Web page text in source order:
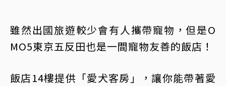
雖然出國旅遊較少會有人攜帶寵物，但是O
MO5東京五反田也是一間寵物友善的飯店！
飯店14樓提供「愛犬客房」，讓你能帶著愛